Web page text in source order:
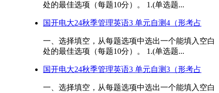
处的最佳选项（每题10分）。 1.(单选题...
国开电大24秋季管理英语3 单元自测4（形考占
一、选择填空，从每题选项中选出一个能填入空白
处的最佳选项（每题10分）。 1.(单选题...
国开电大24秋季管理英语3 单元自测3（形考占
一、选择填空，从每题选项中选出一个能填入空白